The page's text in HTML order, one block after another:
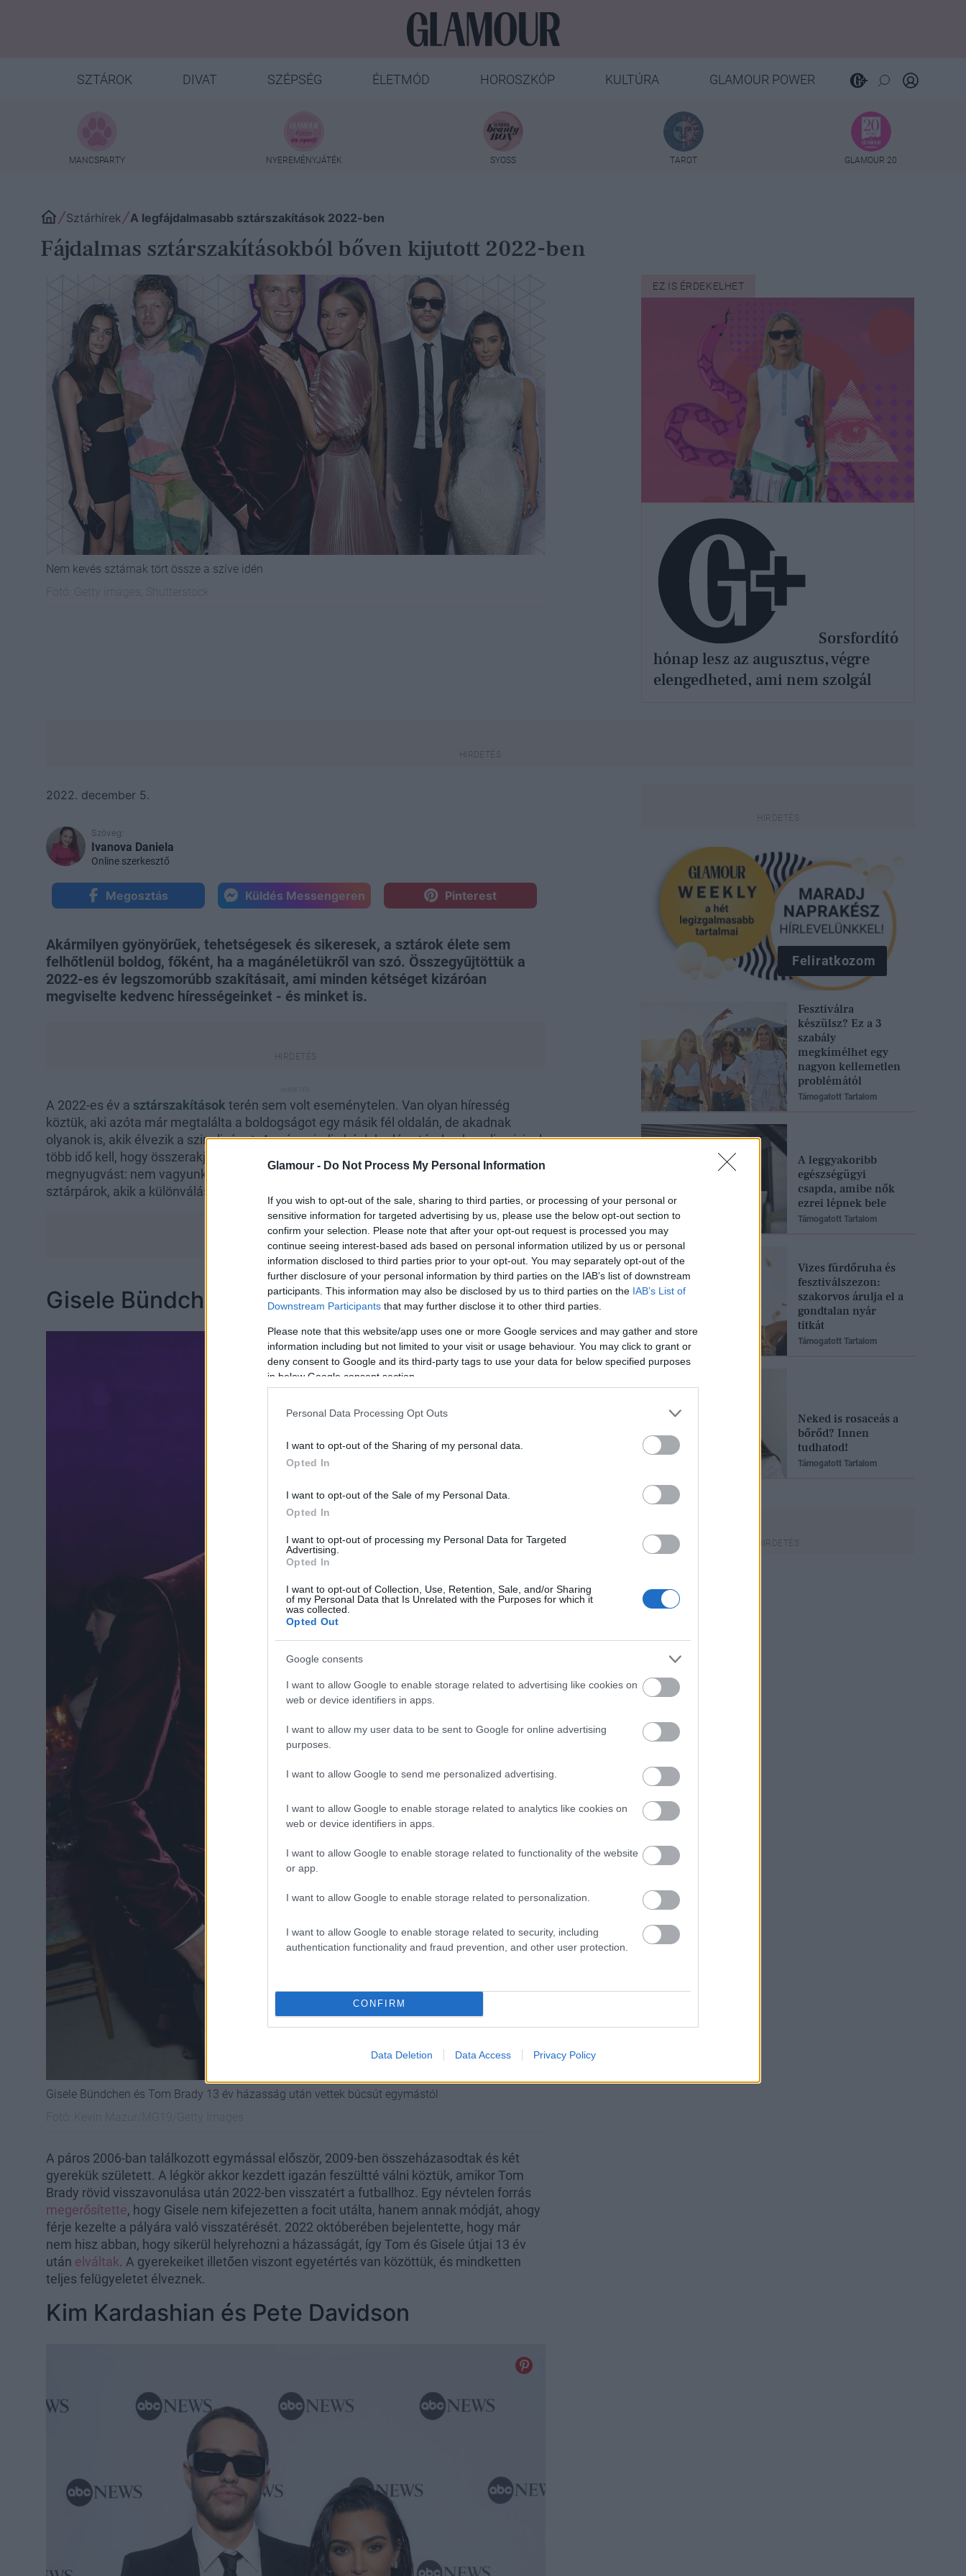
Glamour - Do Not Process My Personal Information
If you wish to opt-out of the sale, sharing to third parties, or processing of your personal or
sensitive information for targeted advertising by us, please use the below opt-out section to
confirm your selection. Please note that after your opt-out request is processed you may
continue seeing interest-based ads based on personal information utilized by us or personal
information disclosed to third parties prior to your opt-out. You may separately opt-out of the
further disclosure of your personal information by third parties on the IAB’s list of downstream
participants. This information may also be disclosed by us to third parties on the IAB’s List of
Downstream Participants that may further disclose it to other third parties.
Please note that this website/app uses one or more Google services and may gather and store
information including but not limited to your visit or usage behaviour. You may click to grant or
deny consent to Google and its third-party tags to use your data for below specified purposes
in below Google consent section.
Personal Data Processing Opt Outs
I want to opt-out of the Sharing of my personal data.
Opted In
I want to opt-out of the Sale of my Personal Data.
Opted In
I want to opt-out of processing my Personal Data for Targeted
Advertising.
Opted In
I want to opt-out of Collection, Use, Retention, Sale, and/or Sharing
of my Personal Data that Is Unrelated with the Purposes for which it
was collected.
Opted Out
Google consents
I want to allow Google to enable storage related to advertising like cookies on
web or device identifiers in apps.
I want to allow my user data to be sent to Google for online advertising
purposes.
I want to allow Google to send me personalized advertising.
I want to allow Google to enable storage related to analytics like cookies on
web or device identifiers in apps.
I want to allow Google to enable storage related to functionality of the website
or app.
I want to allow Google to enable storage related to personalization.
I want to allow Google to enable storage related to security, including
authentication functionality and fraud prevention, and other user protection.
CONFIRM
Data Deletion Data Access Privacy Policy
SZTÁROK DIVAT SZÉPSÉG ÉLETMÓD HOROSZKÓP KULTÚRA GLAMOUR POWER
MANCSPARTY NYEREMÉNYJÁTÉK SYOSS TAROT GLAMOUR 20
Sztárhírek A legfájdalmasabb sztárszakítások 2022-ben
Fájdalmas sztárszakításokból bőven kijutott 2022-ben
Nem kevés sztárnak tört össze a szíve idén
EZ IS ÉRDEKELHET
Sorsfordító
hónap lesz az augusztus, végre
elengedheted, ami nem szolgál
2022. december 5.
Szöveg:
Ivanova Daniela
Online szerkesztő
Megosztás Küldés Messengeren Pinterest
Akármilyen gyönyörűek, tehetségesek és sikeresek, a sztárok élete sem
felhőtlenül boldog, főként, ha a magánéletükről van szó. Összegyűjtöttük a
2022-es év legszomorúbb szakításait, ami minden kétséget kizáróan
megviselte kedvenc hírességeinket - és minket is.
A 2022-es év a sztárszakítások terén sem volt eseménytelen. Van olyan híresség
köztük, aki azóta már megtalálta a boldogságot egy másik fél oldalán, de akadnak
olyanok is, akik élvezik a szingliséget. A még mindig búslakodó sztároknak pedig picivel
több idő kell, hogy összerakják összetört szívük darabjait, ami számunkra is adhat némi
megnyugvást: nem vagyunk egyedül. Nézzük, hogy 2022-ben kik voltak azok a
sztárpárok, akik a különválás mellett döntöttek!
Gisele Bündchen és Tom Brady
Gisele Bündchen és Tom Brady 13 év házasság után vettek búcsút egymástól
A páros 2006-ban találkozott egymással először, 2009-ben összeházasodtak és két
gyerekük született. A légkör akkor kezdett igazán feszültté válni köztük, amikor Tom
Brady rövid visszavonulása után 2022-ben visszatért a futballhoz. Egy névtelen forrás
megerősítette, hogy Gisele nem kifejezetten a focit utálta, hanem annak módját, ahogy
férje kezelte a pályára való visszatérését. 2022 októberében bejelentette, hogy már
nem hisz abban, hogy sikerül helyrehozni a házasságát, így Tom és Gisele útjai 13 év
után elváltak. A gyerekeiket illetően viszont egyetértés van közöttük, és mindketten
teljes felügyeletet élveznek.
Kim Kardashian és Pete Davidson
Feliratkozom
Fesztiválra
készülsz? Ez a 3
szabály
megkímélhet egy
nagyon kellemetlen
problémától
Támogatott Tartalom
A leggyakoribb
egészségügyi
csapda, amibe nők
ezrei lépnek bele
Támogatott Tartalom
Vizes fürdőruha és
fesztiválszezon:
szakorvos árulja el a
gondtalan nyár
titkát
Támogatott Tartalom
Neked is rosaceás a
bőrőd? Innen
tudhatod!
Támogatott Tartalom